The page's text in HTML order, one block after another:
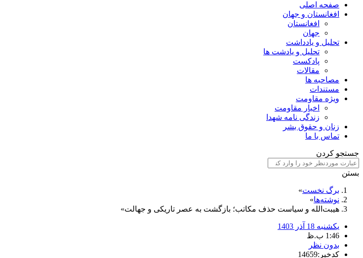
صفحه اصلی
افغانستان و جهان
افغانستان
جهان
تحلیل و یادداشت
تحلیل و یادشت ها
پادکست
مقالات
مصاحبه ها
مستندات
ویژه مقاومت
اخبار مقاومت
زندگی نامه شهدا
زنان و حقوق بشر
تماس با ما
جستجو کردن
بستن
برگ نخست
نوشته‌ها
هیبت‌الله و سیاست حذف مکاتب؛ بازگشت به عصر تاریکی و جهالت
یکشنبه 18 آذر 1403
1:46 ب.ظ
بدون نظر
کدخبر:14659